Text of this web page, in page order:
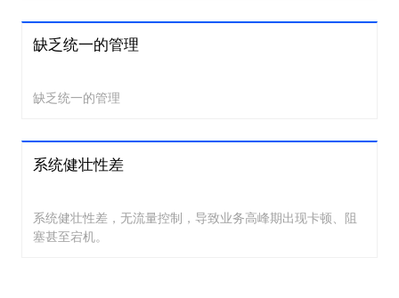
缺乏统一的管理
缺乏统一的管理
系统健壮性差
系统健壮性差，无流量控制，导致业务高峰期出现卡顿、阻
塞甚至宕机。